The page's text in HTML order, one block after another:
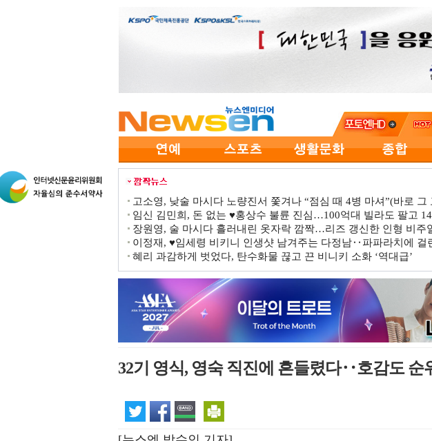
고소영, 낮술 마시다 노량진서 쫓겨나 “점심 때 4병 마셔”(바로 그
임신 김민희, 돈 없는 ♥홍상수 불륜 진심…100억대 빌라도 팔고
장원영, 술 마시다 흘러내린 옷자락 깜짝…리즈 갱신한 인형 비주
이정재, ♥임세령 비키니 인생샷 남겨주는 다정남‥파파라치에 걸
혜리 과감하게 벗었다, 탄수화물 끊고 끈 비니키 소화 ‘역대급’
32기 영식, 영숙 직진에 흔들렸다‥호감도 순